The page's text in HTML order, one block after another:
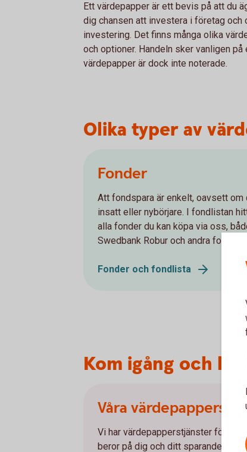
Ett värdepapper är ett bevis på att du
dig chansen att investera i företag och
investering. Det finns många olika
och optioner. Handeln sker vanligen
värdepapper är dock inte noterade.
Olika typer av
Fonder
Att fondspara är enkelt, oavsett om
insatt eller nybörjare. I fondlistan
alla fonder du kan köpa via oss,
Swedbank Robur och andra
Fonder och fondlista
Kom igång och
Våra
Vi har värdepapperstjänster för
beror på dig och ditt sparande. Läs